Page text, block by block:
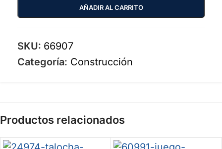
AÑADIR AL CARRITO
SKU: 66907
Categoría: Construcción
Productos relacionados